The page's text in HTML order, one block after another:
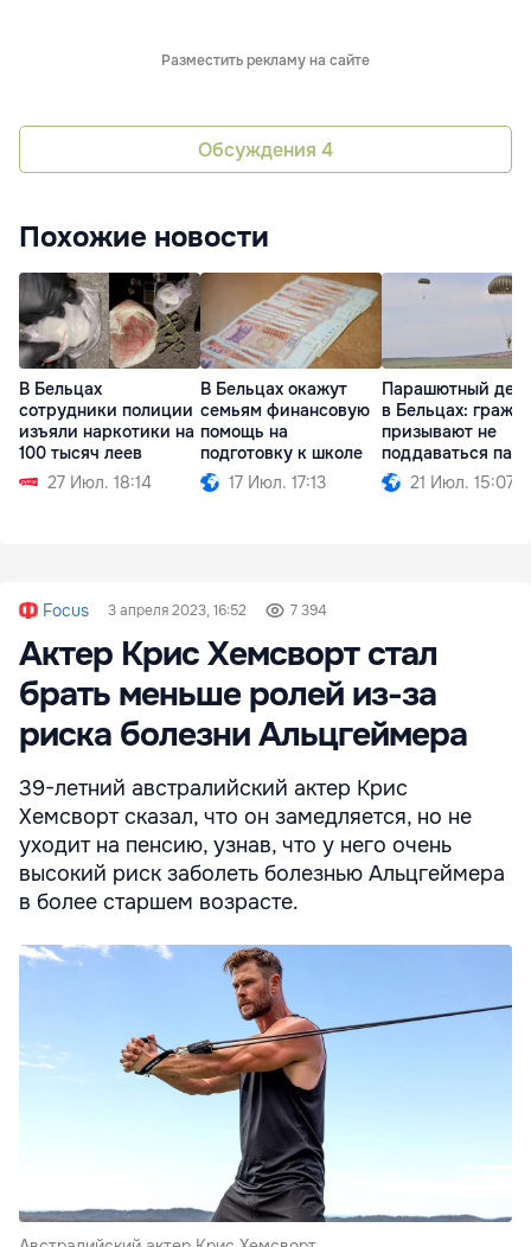
Разместить рекламу на сайте
Обсуждения 4
Похожие новости
В Бельцах
сотрудники полиции
изъяли наркотики на
100 тысяч леев
27 Июл. 18:14
В Бельцах окажут
семьям финансовую
помощь на
подготовку к школе
17 Июл. 17:13
Парашютный
в Бельцах:
призывают не
поддаваться
21 Июл. 15:07
Focus 3 апреля 2023, 16:52 7 394
Актер Крис Хемсворт стал
брать меньше ролей из-за
риска болезни Альцгеймера
39-летний австралийский актер Крис
Хемсворт сказал, что он замедляется, но не
уходит на пенсию, узнав, что у него очень
высокий риск заболеть болезнью Альцгеймера
в более старшем возрасте.